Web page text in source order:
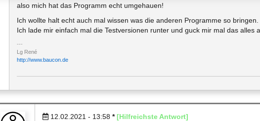
also mich hat das Programm echt umgehauen!
Ich wollte halt echt auch mal wissen was die anderen Programme so bringen.
Ich lade mir einfach mal die Testversionen runter und guck mir mal das alles
Lg René
http://www.baucon.de
12.02.2021 - 13:58 * [Hilfreichste Antwort]